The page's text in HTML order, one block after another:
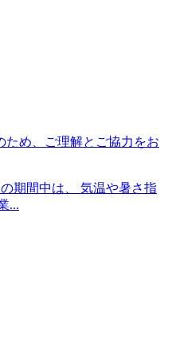
ため、ご理解とご協力をお
期間中は、 気温や暑さ指
...